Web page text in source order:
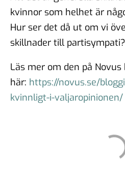
kvinnor som helhet är
Hur ser det då ut om vi
skillnader till partisympati?
Läs mer om den på Novus
här: https://novus.se/
kvinnligt-i-valjaropinionen/